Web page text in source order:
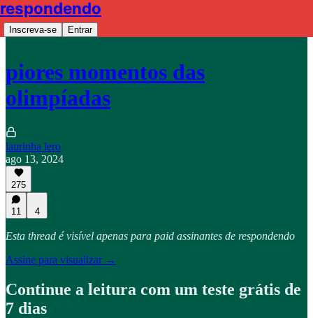
respondendo
Inscreva-se Entrar
piores momentos das
olimpíadas
laurinha lero
ago 13, 2024
275
11 4
Esta thread é visível apenas para paid assinantes de respondendo
Assine para visualizar →
Continue a leitura com um teste grátis de
7 dias